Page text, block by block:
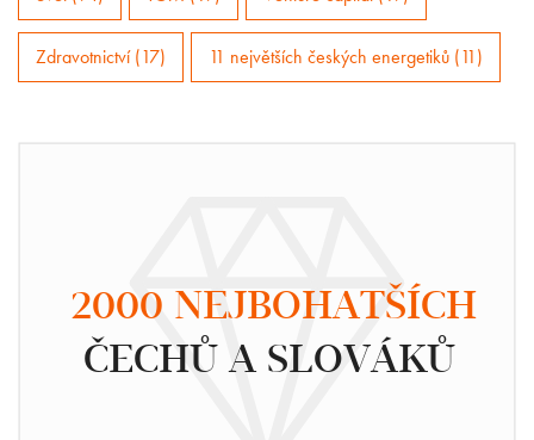
Zdravotnictví (17) 11 největších českých energetiků (11)
2000 NEJBOHATŠÍCH
ČECHŮ A SLOVÁKŮ